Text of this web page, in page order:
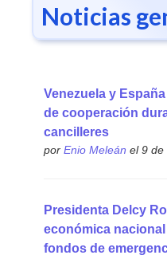
Noticias
Venezuela y
de cooperación
cancilleres
por Enio Meleán el 9 de
Presidenta Delcy
económica
fondos de